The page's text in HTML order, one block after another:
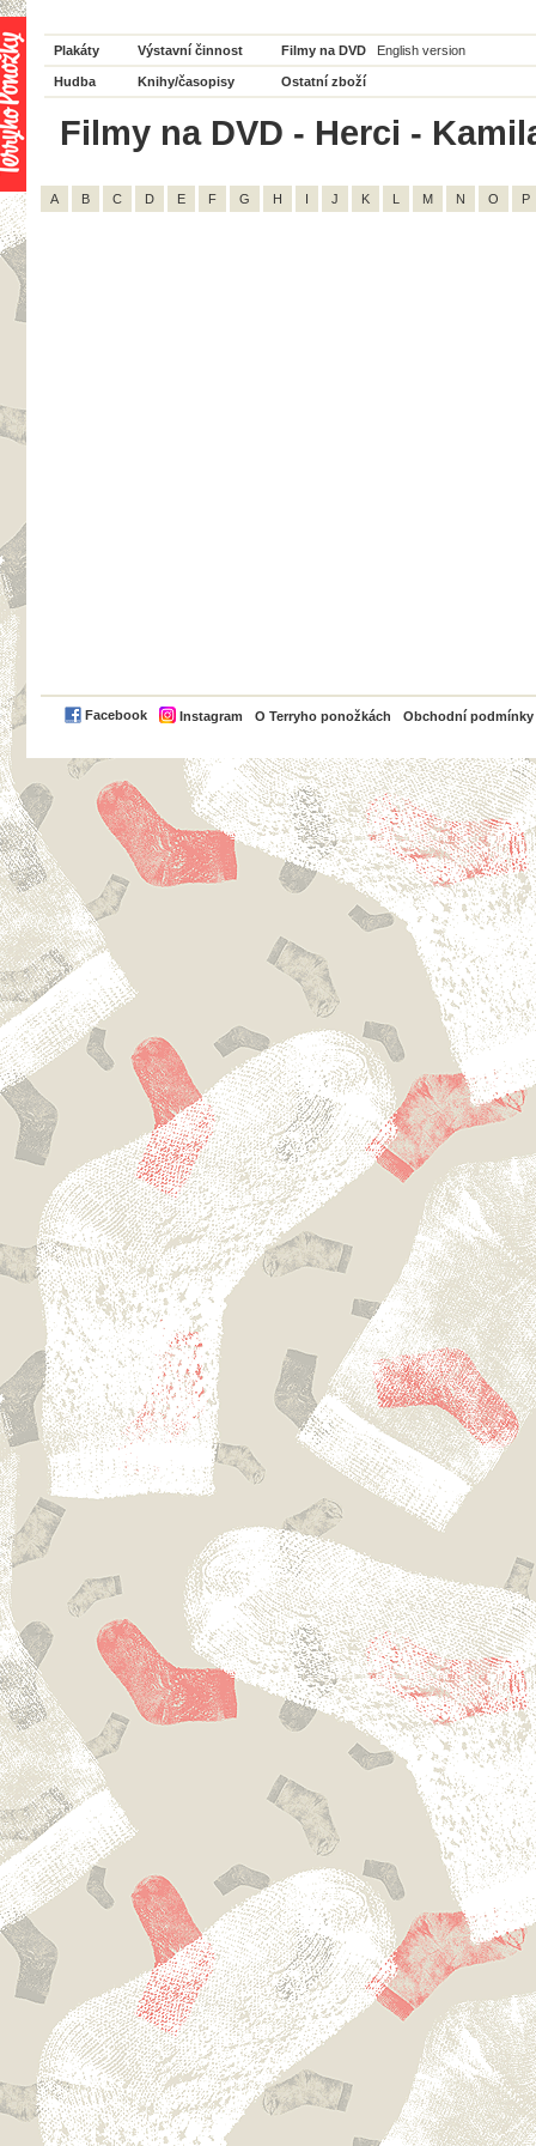
Plakáty Výstavní činnost Filmy na DVD English version
Hudba Knihy/časopisy Ostatní zboží
Filmy na DVD - Herci -
A B C D E F G H I J K L M N O P
Facebook Instagram O Terryho ponožkách Obchodní podmínky
PayPal